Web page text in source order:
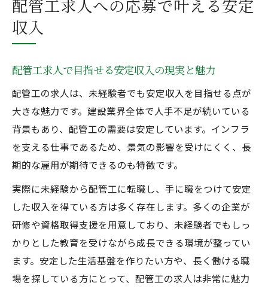
配管工求人への応募で叶える安定
収入
配管工求人で目指せる安定収入の現実と魅力
配管工の求人は、未経験者でも安定収入を目指せる点が
大きな魅力です。建設業界全体で人手不足が続いている
背景もあり、配管工の需要は安定しています。インフラ
を支える仕事であるため、景気の影響を受けにくく、長
期的な雇用が期待できるのも特徴です。
実際に未経験から配管工に転職し、手に職をつけて安定
した収入を得ている方は多く存在します。多くの企業が
研修や資格取得支援を用意しており、未経験者でもしっ
かりとした教育を受けながら成長できる環境が整ってい
ます。安定した生活基盤を作りたい方や、長く働ける職
場を探している方にとって、配管工の求人は非常に魅力